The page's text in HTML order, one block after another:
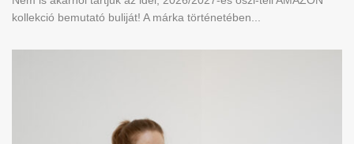
kollekció bemutató buliját! A márka történetében...